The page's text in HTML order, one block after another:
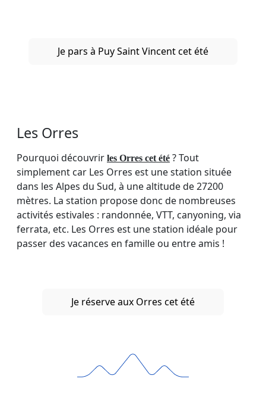
Je pars à Puy Saint Vincent cet été
Les Orres
Pourquoi découvrir les Orres cet été ? Tout
simplement car Les Orres est une station située
dans les Alpes du Sud, à une altitude de 27200
mètres. La station propose donc de nombreuses
activités estivales : randonnée, VTT, canyoning, via
ferrata, etc. Les Orres est une station idéale pour
passer des vacances en famille ou entre amis !
Je réserve aux Orres cet été